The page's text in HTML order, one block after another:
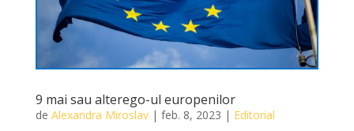
9 mai sau alterego-ul europenilor
de Alexandra Miroslav| feb. 8, 2023 | Editorial